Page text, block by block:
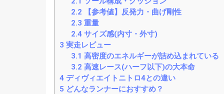
2.2 【参考値】反発力・曲げ剛性
2.3 重量
2.4サイズ感(内寸・外寸)
3 実走レビュー
3.1 高密度のエネルギーが詰め込まれている
3.2 高速レース(ハーフ以下)の大本命
4 ディヴィエイトニトロ4との違い
5 どんなランナーにおすすめ？